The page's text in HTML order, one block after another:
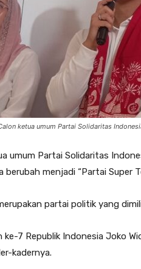
ketua umum Partai Solidaritas
umum Partai Solidaritas
berubah menjadi “Partai Super
partai politik yang
ke-7 Republik Indonesia Joko
kadernya.